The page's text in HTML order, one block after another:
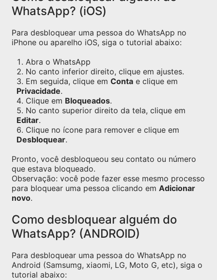
WhatsApp? (iOS)
Para desbloquear uma pessoa do WhatsApp no
iPhone ou aparelho iOS, siga o tutorial abaixo:
Abra o WhatsApp
No canto inferior direito, clique em ajustes.
Em seguida, clique em Conta e clique em
Privacidade.
Clique em Bloqueados.
No canto superior direito da tela, clique em
Editar.
Clique no ícone para remover e clique em
Desbloquear.
Pronto, você desbloqueou seu contato ou número
que estava bloqueado.
Observação: você pode fazer esse mesmo processo
para bloquear uma pessoa clicando em Adicionar
novo.
Como desbloquear alguém do
WhatsApp? (ANDROID)
Para desbloquear uma pessoa do WhatsApp no
Android (Samsumg, xiaomi, LG, Moto G, etc), siga o
tutorial abaixo: